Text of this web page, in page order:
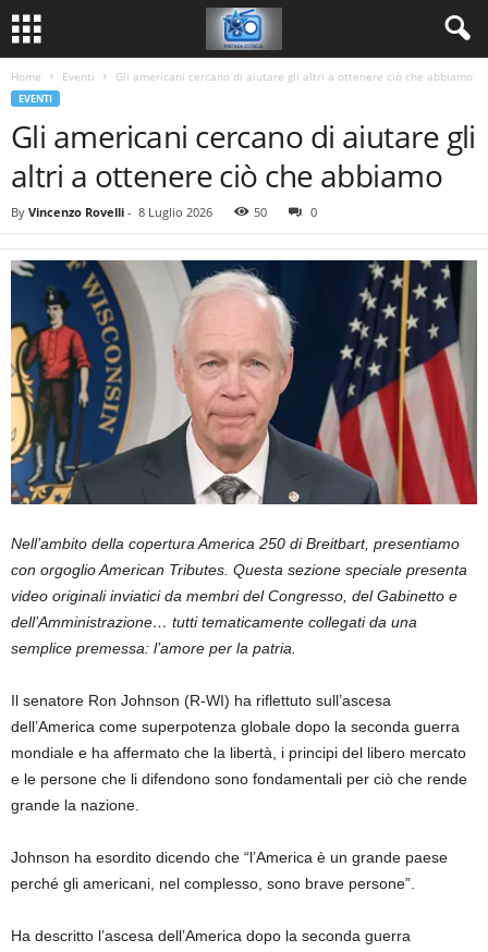
Home Eventi Gli americani cercano di aiutare gli altri a ottenere ciò che abbiamo
EVENTI
Gli americani cercano di aiutare gli
altri a ottenere ciò che abbiamo
By Vincenzo Rovelli - 8 Luglio 2026 50 0
Nell’ambito della copertura America 250 di Breitbart, presentiamo
con orgoglio American Tributes. Questa sezione speciale presenta
video originali inviatici da membri del Congresso, del Gabinetto e
dell’Amministrazione… tutti tematicamente collegati da una
semplice premessa: l’amore per la patria.
Il senatore Ron Johnson (R-WI) ha riflettuto sull’ascesa
dell’America come superpotenza globale dopo la seconda guerra
mondiale e ha affermato che la libertà, i principi del libero mercato
e le persone che li difendono sono fondamentali per ciò che rende
grande la nazione.
Johnson ha esordito dicendo che “l’America è un grande paese
perché gli americani, nel complesso, sono brave persone”.
Ha descritto l’ascesa dell’America dopo la seconda guerra